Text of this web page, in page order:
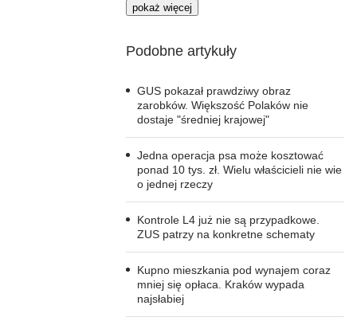
pokaż więcej
Podobne artykuły
GUS pokazał prawdziwy obraz
zarobków. Większość Polaków nie
dostaje "średniej krajowej"
Jedna operacja psa może kosztować
ponad 10 tys. zł. Wielu właścicieli nie wie
o jednej rzeczy
Kontrole L4 już nie są przypadkowe.
ZUS patrzy na konkretne schematy
Kupno mieszkania pod wynajem coraz
mniej się opłaca. Kraków wypada
najsłabiej